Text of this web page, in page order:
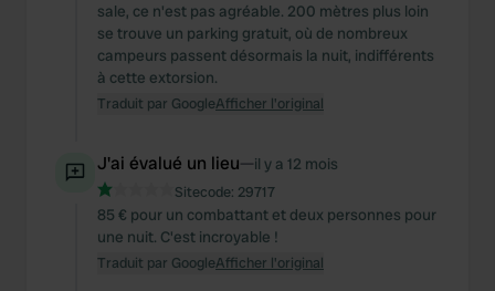
sale, ce n'est pas agréable. 200 mètres plus loin
se trouve un parking gratuit, où de nombreux
campeurs passent désormais la nuit, indifférents
à cette extorsion.
Traduit par GoogleAfficher l'original
J'ai évalué un lieu—il y a 12 mois
Sitecode: 29717
85 € pour un combattant et deux personnes pour
une nuit. C'est incroyable !
Traduit par GoogleAfficher l'original